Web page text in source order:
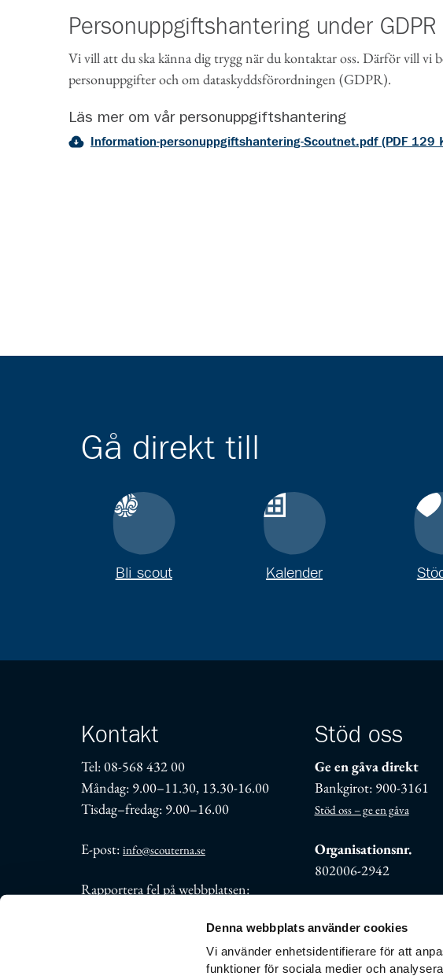
Denna webbplats använder cookies
Vi använder enhetsidentifierare för att
funktioner för sociala medier och
Personuppgiftshantering under GDPR
Vi vill att du ska känna dig trygg när du kontaktar oss. Därför vill vi
personuppgifter och om dataskyddsförordningen (GDPR).
Läs mer om vår personuppgiftshantering
Information-personuppgiftshantering-Scoutnet.pdf (PDF 129
Gå direkt till
Bli scout Kalender
Kontakt
Tel: 08-568 432 00
Måndag: 9.00–11.30, 13.30-16.00
Tisdag–fredag: 9.00–16.00
E-post: info@scouterna.se
Rapportera fel på webbplatsen:
Stöd oss
Ge en gåva direkt
Bankgirot: 900-3161
Stöd oss – ge en gåva
Organisationsnr.
802006-2942